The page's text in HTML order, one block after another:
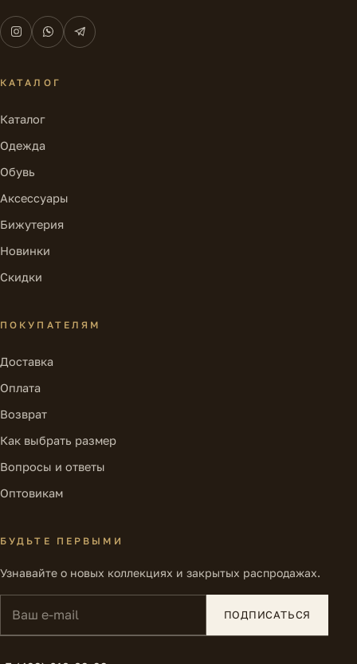
КАТАЛОГ
Каталог
Одежда
Обувь
Аксессуары
Бижутерия
Новинки
Скидки
ПОКУПАТЕЛЯМ
Доставка
Оплата
Возврат
Как выбрать размер
Вопросы и ответы
Оптовикам
БУДЬТЕ ПЕРВЫМИ
Узнавайте о новых коллекциях и закрытых распродажах.
ПОДПИСАТЬСЯ